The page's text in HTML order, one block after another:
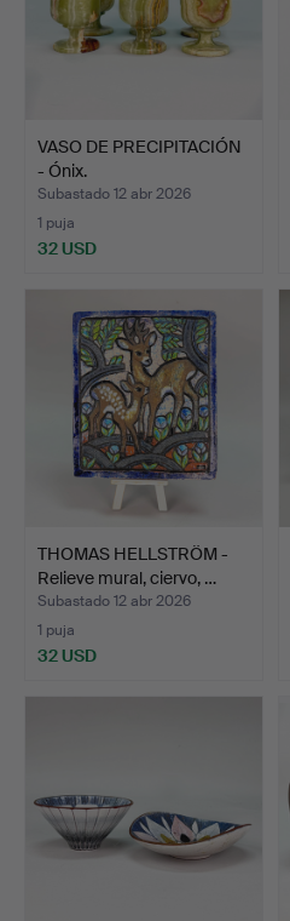
VASO DE PRECIPITACIÓN
- Ónix.
Subastado 12 abr 2026
1 puja
32 USD
THOMAS HELLSTRÖM -
Relieve mural, ciervo, …
Subastado 12 abr 2026
1 puja
32 USD